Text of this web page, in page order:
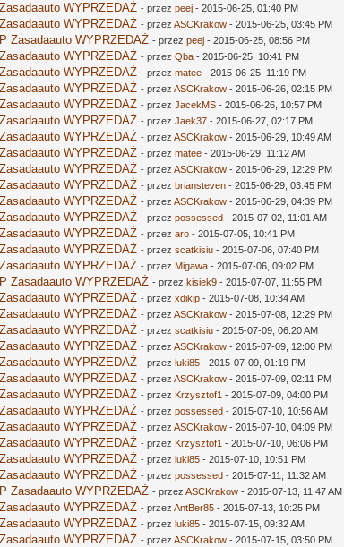
WYPRZEDAŻ - przezpeej - 2015-06-25, 01:40 PM
WYPRZEDAŻ - przezASCKrakow - 2015-06-25, 03:45 PM
Zasadaauto WYPRZEDAŻ - przezpeej - 2015-06-25, 08:56 PM
WYPRZEDAŻ - przezQba - 2015-06-25, 10:41 PM
WYPRZEDAŻ - przezmatee - 2015-06-25, 11:19 PM
WYPRZEDAŻ - przezASCKrakow - 2015-06-26, 02:15 PM
WYPRZEDAŻ - przezJacekMS - 2015-06-26, 10:57 PM
WYPRZEDAŻ - przezJaek37 - 2015-06-27, 02:17 PM
WYPRZEDAŻ - przezASCKrakow - 2015-06-29, 10:49 AM
WYPRZEDAŻ - przezmatee - 2015-06-29, 11:12 AM
WYPRZEDAŻ - przezASCKrakow - 2015-06-29, 12:29 PM
WYPRZEDAŻ - przezbriansteven - 2015-06-29, 03:45 PM
WYPRZEDAŻ - przezASCKrakow - 2015-06-29, 04:39 PM
WYPRZEDAŻ - przezpossessed - 2015-07-02, 11:01 AM
WYPRZEDAŻ - przezaro - 2015-07-05, 10:41 PM
WYPRZEDAŻ - przezscatkisiu - 2015-07-06, 07:40 PM
WYPRZEDAŻ - przez Migawa - 2015-07-06, 09:02 PM
Zasadaauto WYPRZEDAŻ - przezkisiek9 - 2015-07-07, 11:55 PM
WYPRZEDAŻ - przezxdikip - 2015-07-08, 10:34 AM
WYPRZEDAŻ - przezASCKrakow - 2015-07-08, 12:29 PM
WYPRZEDAŻ - przezscatkisiu - 2015-07-09, 06:20 AM
WYPRZEDAŻ - przezASCKrakow - 2015-07-09, 12:00 PM
WYPRZEDAŻ - przezluki85 - 2015-07-09, 01:19 PM
WYPRZEDAŻ - przezASCKrakow - 2015-07-09, 02:11 PM
WYPRZEDAŻ - przez Krzysztof1 - 2015-07-09, 04:00 PM
WYPRZEDAŻ - przezpossessed - 2015-07-10, 10:56 AM
WYPRZEDAŻ - przezASCKrakow - 2015-07-10, 04:09 PM
WYPRZEDAŻ - przez Krzysztof1 - 2015-07-10, 06:06 PM
WYPRZEDAŻ - przezluki85 - 2015-07-10, 10:51 PM
WYPRZEDAŻ - przezpossessed - 2015-07-11, 11:32 AM
Zasadaauto WYPRZEDAŻ - przezASCKrakow - 2015-07-13, 11:47 AM
WYPRZEDAŻ - przezAntBer85 - 2015-07-13, 10:25 PM
WYPRZEDAŻ - przezluki85 - 2015-07-15, 09:32 AM
WYPRZEDAŻ - przezASCKrakow - 2015-07-15, 03:50 PM